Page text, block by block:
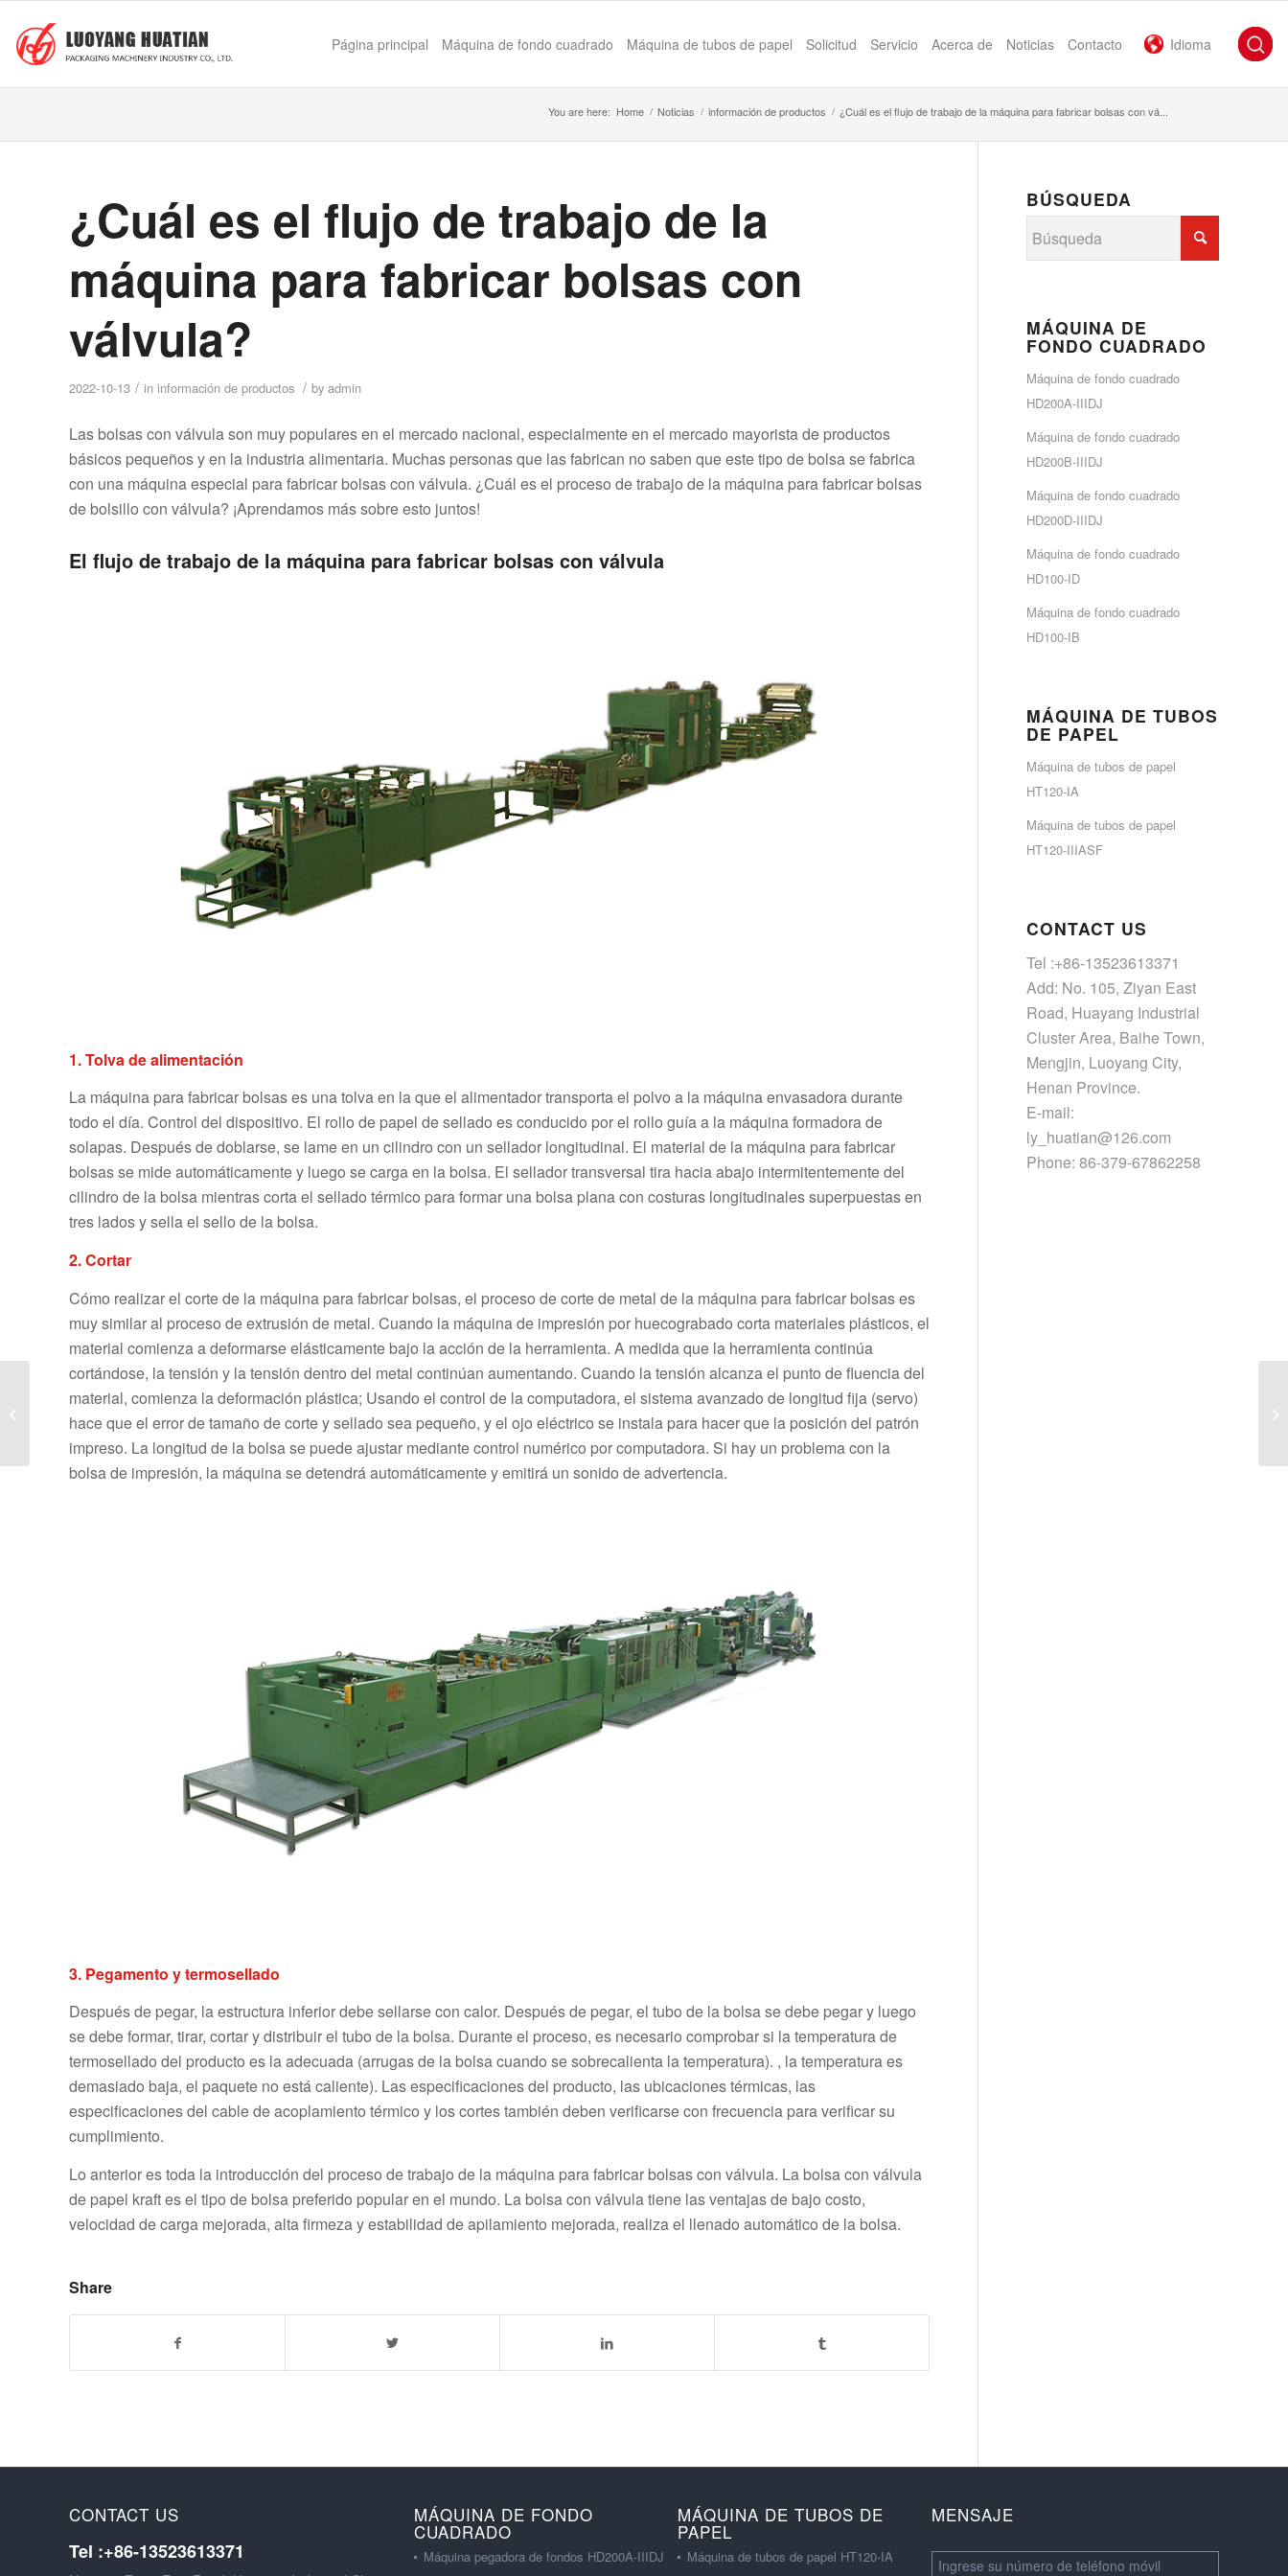
Página principal Máquina de fondo cuadrado Máquina de tubos de papel Solicitud Servicio Acerca de Noticias Contacto Idioma
You are here: Home / Noticias / información de productos / ¿Cuál es el flujo de trabajo de la máquina para fabricar bolsas con vá...
¿Cuál es el flujo de trabajo de la
máquina para fabricar bolsas con
válvula?
2022-10-13 / in información de productos / by admin
Las bolsas con válvula son muy populares en el mercado nacional, especialmente en el mercado mayorista de productos
básicos pequeños y en la industria alimentaria. Muchas personas que las fabrican no saben que este tipo de bolsa se fabrica
con una máquina especial para fabricar bolsas con válvula. ¿Cuál es el proceso de trabajo de la máquina para fabricar bolsas
de bolsillo con válvula? ¡Aprendamos más sobre esto juntos!
El flujo de trabajo de la máquina para fabricar bolsas con válvula
1. Tolva de alimentación
La máquina para fabricar bolsas es una tolva en la que el alimentador transporta el polvo a la máquina envasadora durante
todo el día. Control del dispositivo. El rollo de papel de sellado es conducido por el rollo guía a la máquina formadora de
solapas. Después de doblarse, se lame en un cilindro con un sellador longitudinal. El material de la máquina para fabricar
bolsas se mide automáticamente y luego se carga en la bolsa. El sellador transversal tira hacia abajo intermitentemente del
cilindro de la bolsa mientras corta el sellado térmico para formar una bolsa plana con costuras longitudinales superpuestas en
tres lados y sella el sello de la bolsa.
2. Cortar
Cómo realizar el corte de la máquina para fabricar bolsas, el proceso de corte de metal de la máquina para fabricar bolsas es
muy similar al proceso de extrusión de metal. Cuando la máquina de impresión por huecograbado corta materiales plásticos, el
material comienza a deformarse elásticamente bajo la acción de la herramienta. A medida que la herramienta continúa
cortándose, la tensión y la tensión dentro del metal continúan aumentando. Cuando la tensión alcanza el punto de fluencia del
material, comienza la deformación plástica; Usando el control de la computadora, el sistema avanzado de longitud fija (servo)
hace que el error de tamaño de corte y sellado sea pequeño, y el ojo eléctrico se instala para hacer que la posición del patrón
impreso. La longitud de la bolsa se puede ajustar mediante control numérico por computadora. Si hay un problema con la
bolsa de impresión, la máquina se detendrá automáticamente y emitirá un sonido de advertencia.
3. Pegamento y termosellado
Después de pegar, la estructura inferior debe sellarse con calor. Después de pegar, el tubo de la bolsa se debe pegar y luego
se debe formar, tirar, cortar y distribuir el tubo de la bolsa. Durante el proceso, es necesario comprobar si la temperatura de
termosellado del producto es la adecuada (arrugas de la bolsa cuando se sobrecalienta la temperatura). , la temperatura es
demasiado baja, el paquete no está caliente). Las especificaciones del producto, las ubicaciones térmicas, las
especificaciones del cable de acoplamiento térmico y los cortes también deben verificarse con frecuencia para verificar su
cumplimiento.
Lo anterior es toda la introducción del proceso de trabajo de la máquina para fabricar bolsas con válvula. La bolsa con válvula
de papel kraft es el tipo de bolsa preferido popular en el mundo. La bolsa con válvula tiene las ventajas de bajo costo,
velocidad de carga mejorada, alta firmeza y estabilidad de apilamiento mejorada, realiza el llenado automático de la bolsa.
Share
BÚSQUEDA
MÁQUINA DE
FONDO CUADRADO
Máquina de fondo cuadrado
HD200A-IIIDJ
Máquina de fondo cuadrado
HD200B-IIIDJ
Máquina de fondo cuadrado
HD200D-IIIDJ
Máquina de fondo cuadrado
HD100-ID
Máquina de fondo cuadrado
HD100-IB
MÁQUINA DE TUBOS
DE PAPEL
Máquina de tubos de papel
HT120-IA
Máquina de tubos de papel
HT120-IIIASF
CONTACT US
Tel :+86-13523613371
Add: No. 105, Ziyan East
Road, Huayang Industrial
Cluster Area, Baihe Town,
Mengjin, Luoyang City,
Henan Province.
E-mail:
ly_huatian@126.com
Phone: 86-379-67862258
CONTACT US
Tel :+86-13523613371
MÁQUINA DE FONDO
CUADRADO
Máquina pegadora de fondos HD200A-IIIDJ
MÁQUINA DE TUBOS DE
PAPEL
Máquina de tubos de papel HT120-IA
MENSAJE
Características
estructurales y proceso
de producción de la
máquina de fondo...